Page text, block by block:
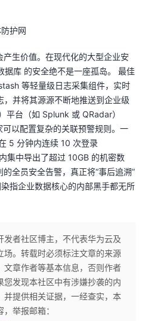
护网
生价值。在现代化的大型企业安
据库 的安全绝不是一座孤岛。 最佳
等轻量级日志采集组件，实时
并将其源源不断地推送到企业级
平台（如 Splunk 或 QRadar）
以配置复杂的关联预警规则。一
5 分钟内连续 10 次登录
集中导出了超过 10GB 的机密数
全员安全告警，真正将“事后追溯”
指企业数据核心的内部黑手都无所
发者社区博主，不代表华为云及
场。转载时必须标注文章的来源
文章作者等基本信息，否则作者
发现本社区中有涉嫌抄袭的内
并提供相关证据，一经查实，本
举报邮箱：